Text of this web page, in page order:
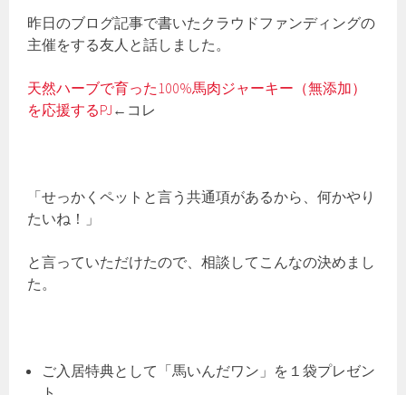
昨日のブログ記事で書いたクラウドファンディングの
主催をする友人と話しました。
天然ハーブで育った100%馬肉ジャーキー（無添加）
を応援するPJ ←コレ
「せっかくペットと言う共通項があるから、何かやり
たいね！」
と言っていただけたので、相談してこんなの決めまし
た。
ご入居特典として「馬いんだワン」を１袋プレゼン